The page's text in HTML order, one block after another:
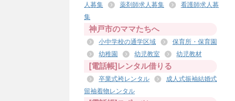
人募集
薬剤師求人募集
看護師求人募
集
神戸市のママたちへ
小中学校の通学区域
保育所・保育園
幼稚園
幼児教室 幼児教材
[電話帳]レンタル借りる
卒業式袴レンタル
成人式振袖結婚式
留袖着物レンタル